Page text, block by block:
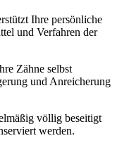
Ihre persönliche
und Verfahren der
Zähne selbst
und Anreicherung
völlig beseitigt
werden.